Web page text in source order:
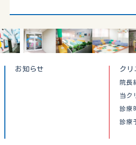
お知らせ クリ
院長
当ク
診療
診療